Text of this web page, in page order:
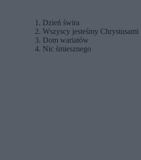
Dzień świra
Wszyscy jesteśmy Chrystusami
Dom wariatów
Nic śmiesznego